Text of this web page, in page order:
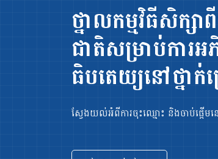
ថ្នាលកម្មវិធីសិក្ស
ជាតិ ​សម្រាប់ការអ
ធិបតេយ្យនៅថ្នា
ស្វែងយល់អំពីការចុះឈ្មោះ និងចាប់ផ្តើម